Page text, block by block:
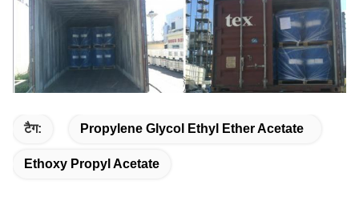
टैग: Propylene Glycol Ethyl Ether Acetate
Ethoxy Propyl Acetate